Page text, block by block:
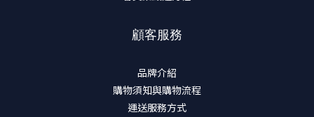
顧客服務
品牌介紹
購物須知與購物流程
運送服務方式